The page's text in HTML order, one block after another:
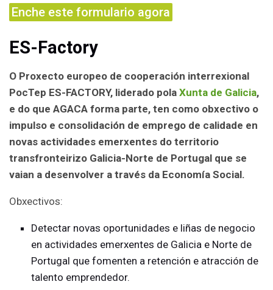
Enche este formulario agora
ES-Factory
O Proxecto europeo de cooperación interrexional
PocTep ES-FACTORY, liderado pola Xunta de Galicia,
e do que AGACA forma parte, ten como obxectivo o
impulso e consolidación de emprego de calidade en
novas actividades emerxentes do territorio
transfronteirizo Galicia-Norte de Portugal que se
vaian a desenvolver a través da Economía Social.
Obxectivos:
Detectar novas oportunidades e liñas de negocio
en actividades emerxentes de Galicia e Norte de
Portugal que fomenten a retención e atracción de
talento emprendedor.